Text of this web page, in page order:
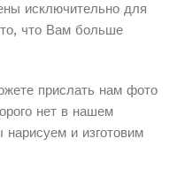
исключительно для
что Вам больше
прислать нам фото
нет в нашем
нарисуем и изготовим